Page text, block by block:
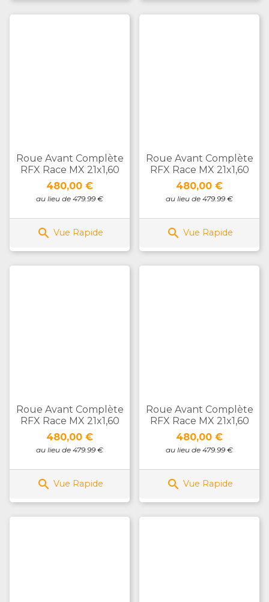
Roue Avant Complète
RFX Race MX 21x1,60
Prix
480,00 €
au lieu de 479.99 €
 Vue Rapide
Roue Avant Complète
RFX Race MX 21x1,60
Prix
480,00 €
au lieu de 479.99 €
 Vue Rapide
Roue Avant Complète
RFX Race MX 21x1,60
Prix
480,00 €
au lieu de 479.99 €
 Vue Rapide
Roue Avant Complète
RFX Race MX 21x1,60
Prix
480,00 €
au lieu de 479.99 €
 Vue Rapide